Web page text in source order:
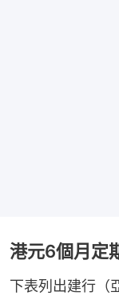
港元6個月定
下表列出建行（